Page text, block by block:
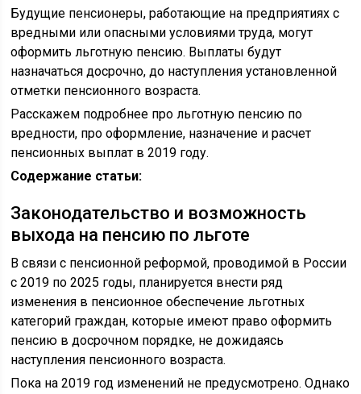
Будущие пенсионеры, работающие на предприятиях с
вредными или опасными условиями труда, могут
оформить льготную пенсию. Выплаты будут
назначаться досрочно, до наступления установленной
отметки пенсионного возраста.
Расскажем подробнее про льготную пенсию по
вредности, про оформление, назначение и расчет
пенсионных выплат в 2019 году.
Содержание статьи:
Законодательство и возможность
выхода на пенсию по льготе
В связи с пенсионной реформой, проводимой в России
с 2019 по 2025 годы, планируется внести ряд
изменения в пенсионное обеспечение льготных
категорий граждан, которые имеют право оформить
пенсию в досрочном порядке, не дожидаясь
наступления пенсионного возраста.
Пока на 2019 год изменений не предусмотрено. Однако